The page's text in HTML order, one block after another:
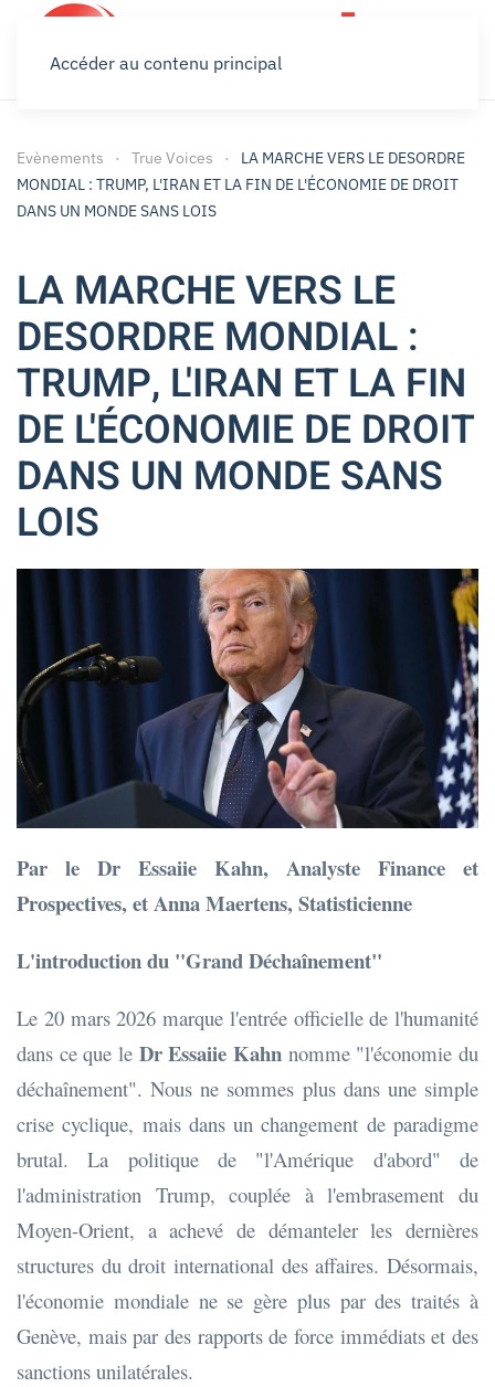
Accéder au contenu principal
Evènements True Voices
LA MARCHE VERS LE DESORDRE
MONDIAL : TRUMP, L'IRAN ET LA FIN DE L'ÉCONOMIE DE DROIT
DANS UN MONDE SANS LOIS
LA MARCHE VERS LE
DESORDRE MONDIAL :
TRUMP, L'IRAN ET LA FIN
DE L'ÉCONOMIE DE DROIT
DANS UN MONDE SANS
LOIS
Par le Dr Essaiie Kahn, Analyste Finance et
Prospectives, et Anna Maertens, Statisticienne
L'introduction du "Grand Déchaînement"
Le 20 mars 2026 marque l'entrée officielle de l'humanité
dans ce que le Dr Essaiie Kahn nomme "l'économie du
déchaînement". Nous ne sommes plus dans une simple
crise cyclique, mais dans un changement de paradigme
brutal. La politique de "l'Amérique d'abord" de
l'administration Trump, couplée à l'embrasement du
Moyen-Orient, a achevé de démanteler les dernières
structures du droit international des affaires. Désormais,
l'économie mondiale ne se gère plus par des traités à
Genève, mais par des rapports de force immédiats et des
sanctions unilatérales.